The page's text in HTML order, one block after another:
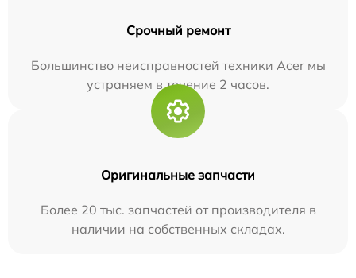
Срочный ремонт
Большинство неисправностей техники Acer мы
устраняем в течение 2 часов.
Оригинальные запчасти
Более 20 тыс. запчастей от производителя в
наличии на собственных складах.